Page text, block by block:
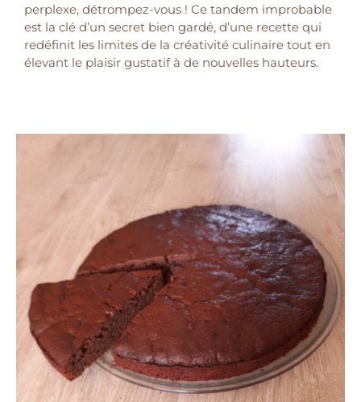
perplexe, détrompez-vous ! Ce tandem improbable
est la clé d’un secret bien gardé, d’une recette qui
redéfinit les limites de la créativité culinaire tout en
élevant le plaisir gustatif à de nouvelles hauteurs.